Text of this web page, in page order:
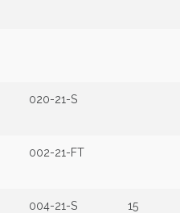
020-21-S
002-21-FT
004-21-S 15